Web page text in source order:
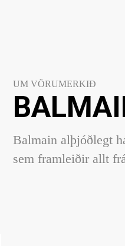
UM VÖRUMERKIÐ
Balmain alþjóðlegt
sem framleiðir allt